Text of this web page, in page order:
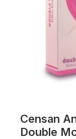
Censan
Double